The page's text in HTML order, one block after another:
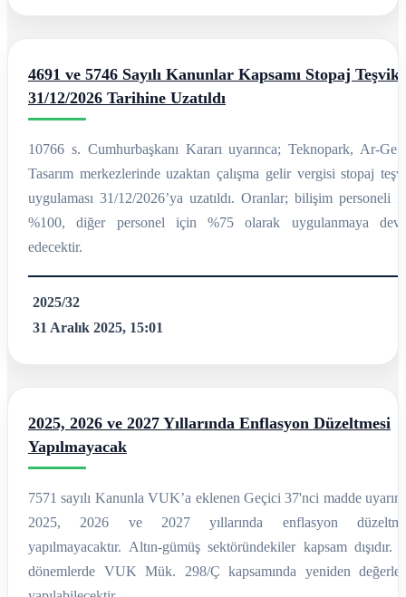
4691 ve 5746 Sayılı Kanunlar Kapsamı Stopaj Teşviki
31/12/2026 Tarihine Uzatıldı
10766 s. Cumhurbaşkanı Kararı uyarınca; Teknopark, Ar-Ge
Tasarım merkezlerinde uzaktan çalışma gelir vergisi stopaj
uygulaması 31/12/2026’ya uzatıldı. Oranlar; bilişim personeli
%100, diğer personel için %75 olarak uygulanmaya
edecektir.
2025/32
31 Aralık 2025, 15:01
2025, 2026 ve 2027 Yıllarında Enflasyon Düzeltmesi
Yapılmayacak
7571 sayılı Kanunla VUK’a eklenen Geçici 37'nci madde
2025, 2026 ve 2027 yıllarında enflasyon
yapılmayacaktır. Altın-gümüş sektöründekiler kapsam dışıdır.
dönemlerde VUK Mük. 298/Ç kapsamında yeniden